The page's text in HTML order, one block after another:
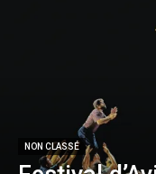
NON CLASSÉ